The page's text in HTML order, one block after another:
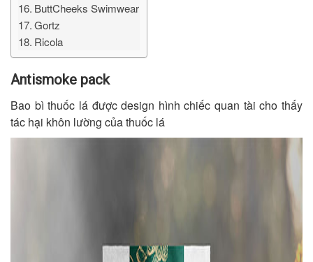
ButtCheeks Swimwear
Gortz
Ricola
Antismoke pack
Bao bì thuốc lá được design hình chiếc quan tài cho thấy
tác hại khôn lường của thuốc lá